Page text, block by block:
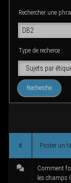
Recher­cher une
Type de recherce :
# Pos­ter un
Com­ment
les champs